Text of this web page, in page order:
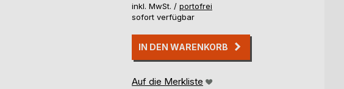
inkl. MwSt. / portofrei
sofort verfügbar
IN DEN WARENKORB
Auf die Merkliste